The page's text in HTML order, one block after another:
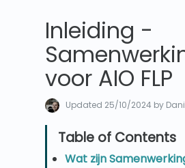
Inleiding -
voor AIO FLP
Updated 25/10/2024 by
Wat zijn